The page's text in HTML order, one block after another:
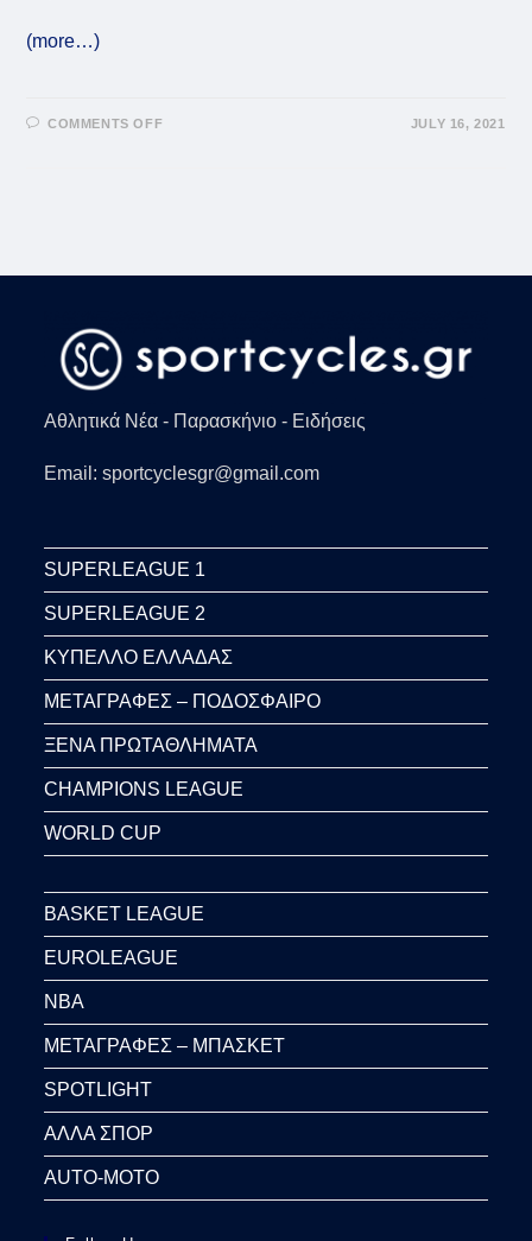
(more…)
COMMENTS OFF JULY 16, 2021
Αθλητικά Νέα - Παρασκήνιο - Ειδήσεις
Email: sportcyclesgr@gmail.com
SUPERLEAGUE 1
SUPERLEAGUE 2
ΚΥΠΕΛΛΟ ΕΛΛΑΔΑΣ
ΜΕΤΑΓΡΑΦΕΣ – ΠΟΔΟΣΦΑΙΡΟ
ΞΕΝΑ ΠΡΩΤΑΘΛΗΜΑΤΑ
CHAMPIONS LEAGUE
WORLD CUP
BASKET LEAGUE
EUROLEAGUE
NBA
ΜΕΤΑΓΡΑΦΕΣ – ΜΠΑΣΚΕΤ
SPOTLIGHT
ΑΛΛΑ ΣΠΟΡ
AUTO-MOTO